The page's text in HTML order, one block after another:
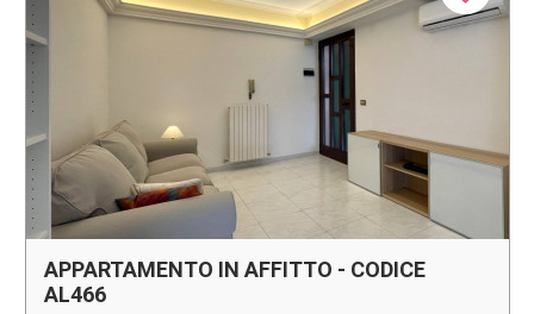
APPARTAMENTO IN AFFITTO - CODICE
AL466